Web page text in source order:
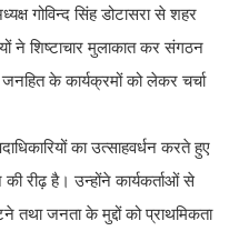
गोविन्द सिंह डोटासरा से शहर
ने शिष्टाचार मुलाकात कर संगठन
के कार्यक्रमों को लेकर चर्चा
का उत्साहवर्धन करते हुए
रीढ़ है। उन्होंने कार्यकर्ताओं से
तथा जनता के मुद्दों को प्राथमिकता